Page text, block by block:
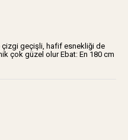
çizgi geçişli, hafif esnekliği de
çok güzel olur Ebat: En 180 cm